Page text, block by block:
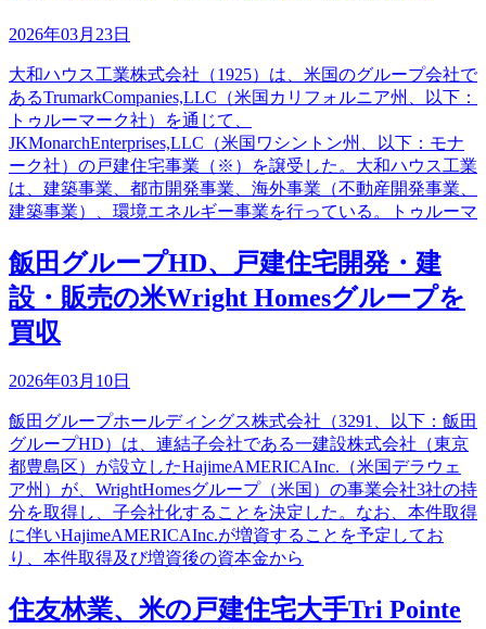
2026年03月23日
大和ハウス工業株式会社（1925）は、米国のグループ会社で
あるTrumarkCompanies,LLC（米国カリフォルニア州、以下：
トゥルーマーク社）を通じて、
JKMonarchEnterprises,LLC（米国ワシントン州、以下：モナ
ーク社）の戸建住宅事業（※）を譲受した。大和ハウス工業
は、建築事業、都市開発事業、海外事業（不動産開発事業、
建築事業）、環境エネルギー事業を行っている。トゥルーマ
飯田グループHD、戸建住宅開発・建
設・販売の米Wright Homesグループを
買収
2026年03月10日
飯田グループホールディングス株式会社（3291、以下：飯田
グループHD）は、連結子会社である一建設株式会社（東京
都豊島区）が設立したHajimeAMERICAInc.（米国デラウェ
ア州）が、WrightHomesグループ（米国）の事業会社3社の持
分を取得し、子会社化することを決定した。なお、本件取得
に伴いHajimeAMERICAInc.が増資することを予定してお
り、本件取得及び増資後の資本金から
住友林業、米の戸建住宅大手Tri Pointe